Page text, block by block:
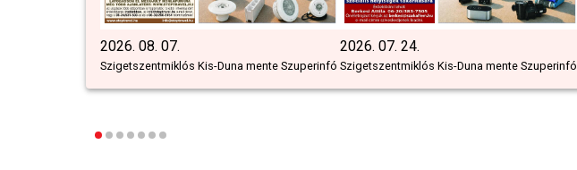
2026. 08. 07.
Szigetszentmiklós Kis-Duna mente Szuperinfó
2026. 07. 24.
Szigetszentmiklós Kis-Duna mente Szuperinfó